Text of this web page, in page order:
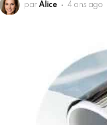
par Alice 4 ans ago